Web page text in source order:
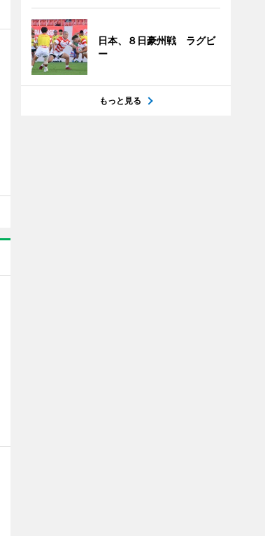
日本、８日豪州戦 ラグビ
ー
もっと見る